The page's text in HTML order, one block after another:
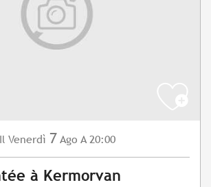
Il Venerdì 7 Ago A 20:00
à Kermorvan